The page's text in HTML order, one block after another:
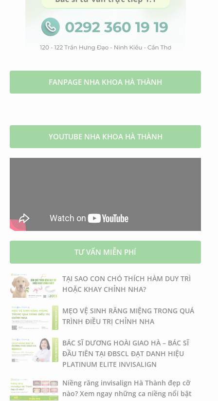
FANPAGE NHA KHOA HÀ THÀNH
YOUTUBE NHA KHOA HÀ THÀNH
TƯ VẤN MIỄN PHÍ
TẠI SAO CON CHÓ THÍCH HÀM DUY TRÌ
HOẶC KHAY CHỈNH NHA?
MẸO VỆ SINH RĂNG MIỆNG TRONG QUÁ
TRÌNH ĐIỀU TRỊ CHỈNH NHA
BÁC SĨ DƯƠNG HOÀI GIAO HÀ – BÁC SĨ
ĐẦU TIÊN TẠI ĐBSCL ĐẠT DANH HIỆU
PLATINUM ELITE INVISALIGN
Niềng răng invisalign Hà Thành đẹp cỡ
nào? Xem ngay những ca niềng nổi bật